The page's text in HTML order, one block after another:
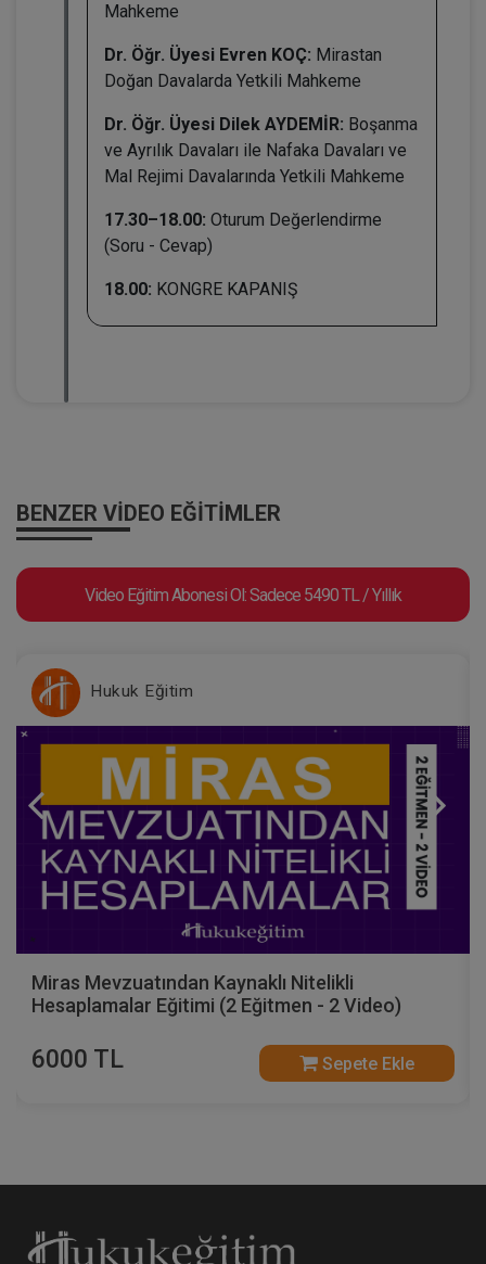
Mahkeme
Dr. Öğr. Üyesi Evren KOÇ: Mirastan
Doğan Davalarda Yetkili Mahkeme
Dr. Öğr. Üyesi Dilek AYDEMİR: Boşanma
ve Ayrılık Davaları ile Nafaka Davaları ve
Mal Rejimi Davalarında Yetkili Mahkeme
17.30–18.00: Oturum Değerlendirme
(Soru - Cevap)
18.00: KONGRE KAPANIŞ
BENZER VIDEO EĞITIMLER
Video Eğitim Abonesi Ol: Sadece 5490 TL / Yıllık
Hukuk Eğitim
Miras Mevzuatından Kaynaklı Nitelikli
Hesaplamalar Eğitimi (2 Eğitmen - 2 Video)
6000 TL Sepete Ekle